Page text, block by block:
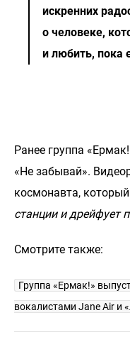
искренних
о человеке,
и любить, пока
Ранее группа
«Не забывай».
космонавта, который
станции и дрейфует
Смотрите также:
Группа «Ермак!»
вокалистами Jane Air и